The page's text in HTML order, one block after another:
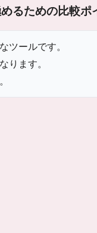
るための比較ポ
ールです。
ます。